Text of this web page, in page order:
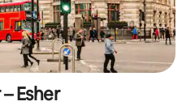
Esher